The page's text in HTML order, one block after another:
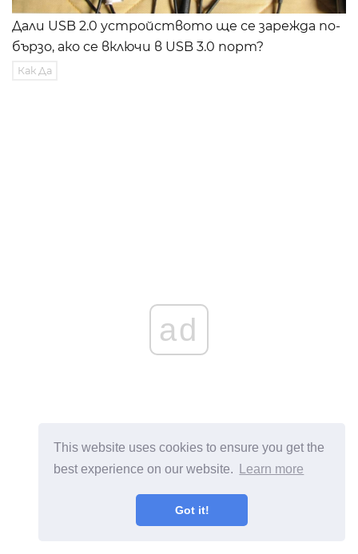
This website uses cookies to ensure you get the
best experience on our website.
Learn more
Got it!
Дали USB 2.0 устройството ще се зарежда по-
бързо, ако се включи в USB 3.0 порт?
Как Да
ad